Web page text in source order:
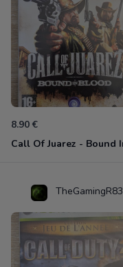
8.90 €
TheGamingR83